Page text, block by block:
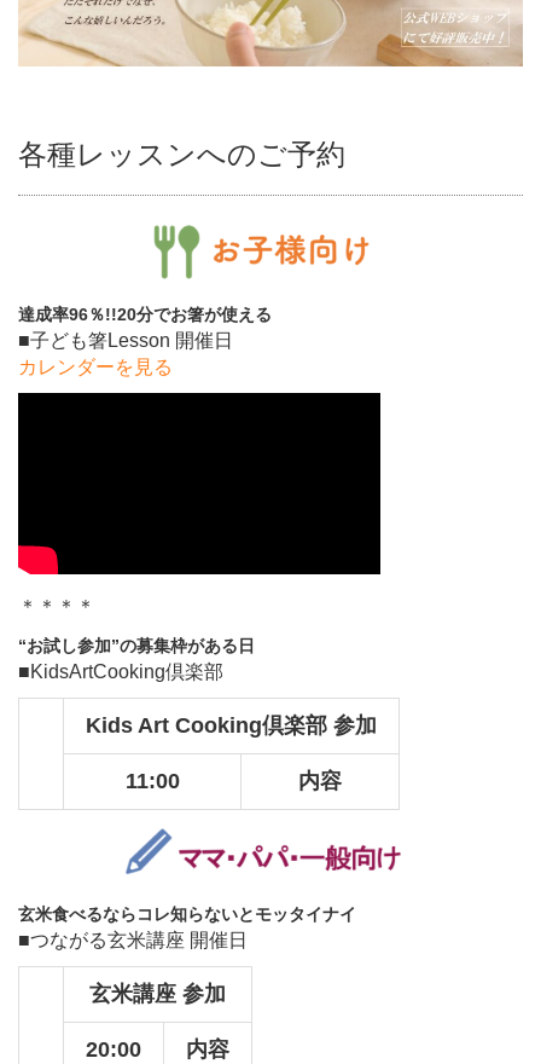
各種レッスンへのご予約
達成率96％!!20分でお箸が使える
■子ども箸Lesson 開催日
カレンダーを見る
＊＊＊＊
“お試し参加”の募集枠がある日
■KidsArtCooking倶楽部
Kids Art Cooking倶楽部 参加
11:00 内容
玄米食べるならコレ知らないとモッタイナイ
■つながる玄米講座 開催日
玄米講座 参加
20:00 内容